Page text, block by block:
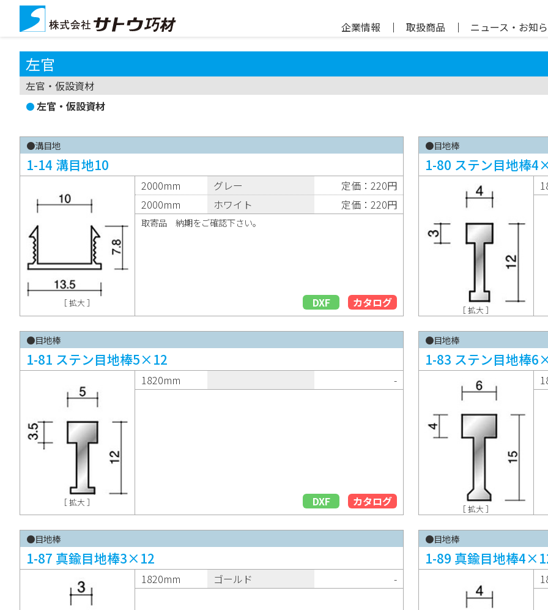
企業情報 ｜ 取扱商品 ｜ ニュース・お知
左官
左官・仮設資材
左官・仮設資材
●溝目地
1-14 溝目地10
［ 拡大 ］
2000mm グレー
定価：220円
2000mm
ホワイト 定価：220円
取寄品 納期をご確認下さい。
DXF カタログ
●目地棒
1-80 ステン目地棒
［ 拡大 ］
●目地棒
1-81 ステン目地棒5×12
［ 拡大 ］
1820mm -
DXF カタログ
●目地棒
1-83 ステン目地棒
［ 拡大 ］
●目地棒
1-87 真鍮目地棒3×12
1820mm ゴールド -
●目地棒
1-89 真鍮目地棒